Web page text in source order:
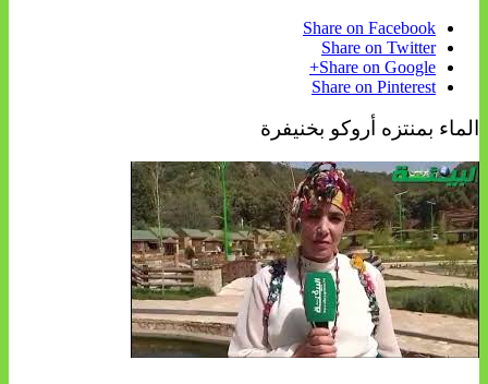
Share on Facebook
Share on Twitter
Share on Google+
Share on Pinterest
الماء بمنتزه أروكو بخنيفرة